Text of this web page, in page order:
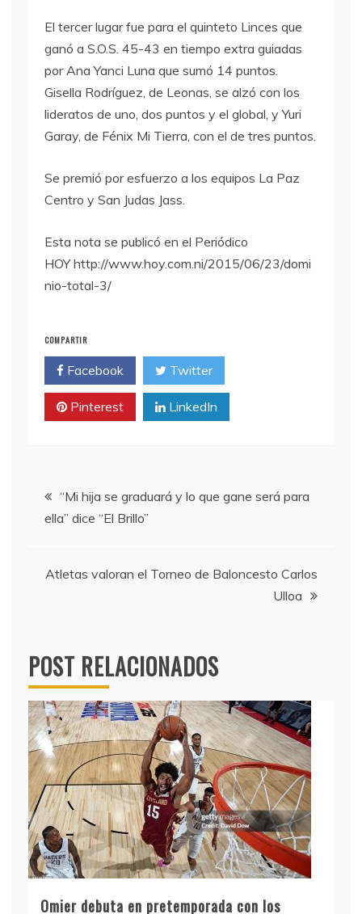
El tercer lugar fue para el quinteto Linces que
ganó a S.O.S. 45-43 en tiempo extra guiadas
por Ana Yanci Luna que sumó 14 puntos.
Gisella Rodríguez, de Leonas, se alzó con los
lideratos de uno, dos puntos y el global, y Yuri
Garay, de Fénix Mi Tierra, con el de tres puntos.
Se premió por esfuerzo a los equipos La Paz
Centro y San Judas Jass.
Esta nota se publicó en el Periódico
HOY http://www.hoy.com.ni/2015/06/23/domi
nio-total-3/
COMPARTIR
Facebook Twitter
Pinterest LinkedIn
Navegación
de
entradas
“Mi hija se graduará y lo que gane será para
ella” dice “El Brillo”
Atletas valoran el Torneo de Baloncesto Carlos
Ulloa
POST RELACIONADOS
Omier debuta en pretemporada con los